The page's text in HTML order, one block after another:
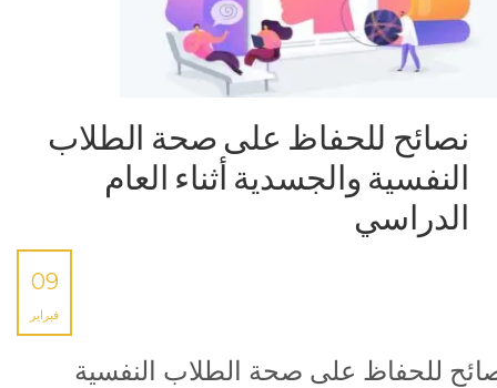
نصائح للحفاظ على صحة الطلاب
النفسية والجسدية أثناء العام
الدراسي
09
فبراير
للحفاظ على صحة الطلاب النفسية